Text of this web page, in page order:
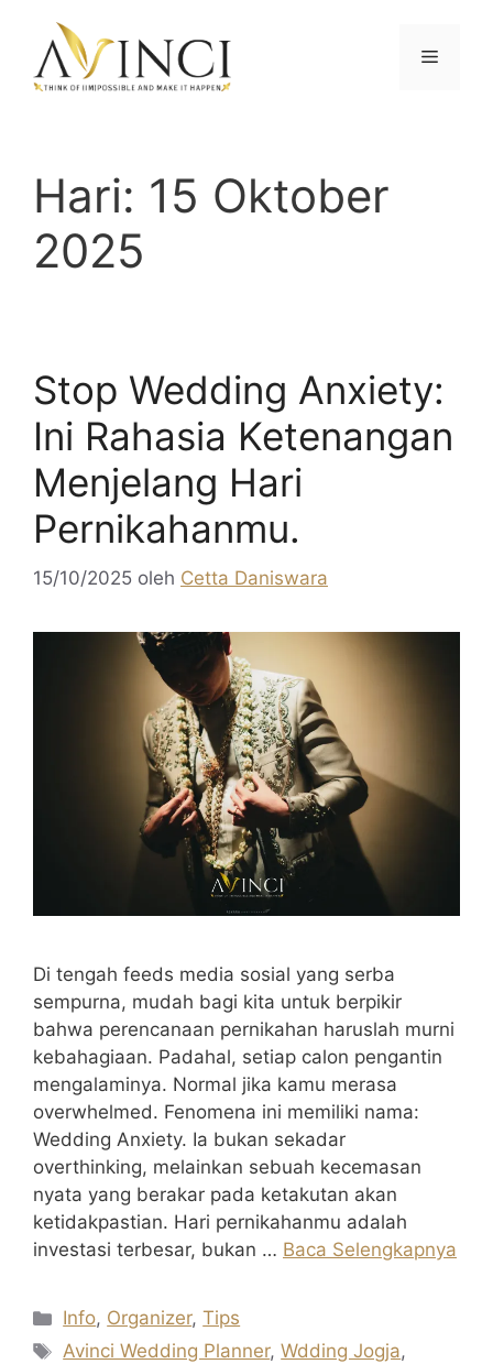
Menu
Hari: 15 Oktober
2025
Stop Wedding Anxiety:
Ini Rahasia Ketenangan
Menjelang Hari
Pernikahanmu.
15/10/2025 oleh Cetta Daniswara
Di tengah feeds media sosial yang serba
sempurna, mudah bagi kita untuk berpikir
bahwa perencanaan pernikahan haruslah murni
kebahagiaan. Padahal, setiap calon pengantin
mengalaminya. Normal jika kamu merasa
overwhelmed. Fenomena ini memiliki nama:
Wedding Anxiety. Ia bukan sekadar
overthinking, melainkan sebuah kecemasan
nyata yang berakar pada ketakutan akan
ketidakpastian. Hari pernikahanmu adalah
investasi terbesar, bukan … Baca Selengkapnya
Kategori
Info, Organizer,Tips
Tag
Avinci Wedding Planner,Wdding Jogja,